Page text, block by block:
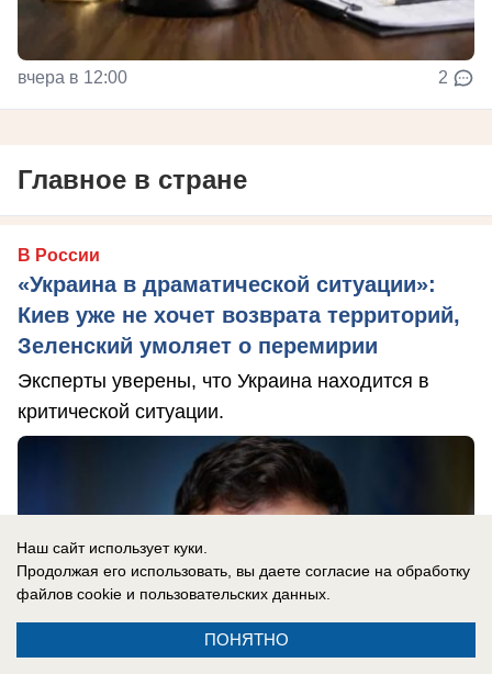
вчера в 12:00 2
Главное в стране
В России
«Украина в драматической ситуации»:
Киев уже не хочет возврата территорий,
Зеленский умоляет о перемирии
Эксперты уверены, что Украина находится в
критической ситуации.
Наш сайт использует куки.
Продолжая его использовать, вы даете согласие на обработку
файлов cookie и пользовательских данных.
ПОНЯТНО